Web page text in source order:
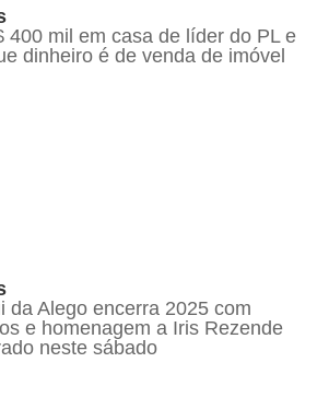
400 mil em casa de líder do PL e
dinheiro é de venda de imóvel
da Alego encerra 2025 com
e homenagem a Iris Rezende
neste sábado